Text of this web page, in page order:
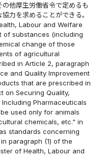
他厚生労働省令で定めるも
力を求めることができる。
Labour and Welfare
of substances (including
change of those
of agricultural
in Article 2, paragraph
and Quality Improvement
that are prescribed in
on Securing Quality,
Pharmaceuticals
used only for animals
chemicals, etc." in
standards concerning
paragraph (1) of the
of Health, Labour and